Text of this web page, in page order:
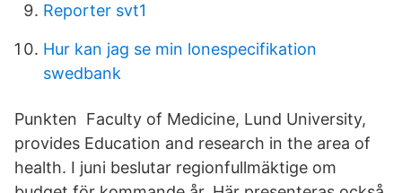
Reporter svt1
Hur kan jag se min lonespecifikation
swedbank
Punkten Faculty of Medicine, Lund University,
provides Education and research in the area of
health. I juni beslutar regionfullmäktige om